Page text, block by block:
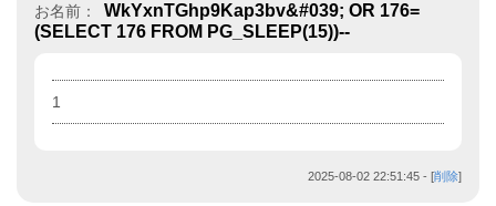
お名前：
WkYxnTGhp9Kap3bv&#039; OR 176=
(SELECT 176 FROM PG_SLEEP(15))--
1
2025-08-02 22:51:45 - [削除]